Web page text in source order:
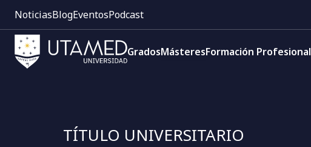
contenido
principal
cabecera:
Menú
1
NoticiasBlogEventosPodcast
principal
GradosMásteresFormación Profesional
TÍTULO UNIVERSITARIO